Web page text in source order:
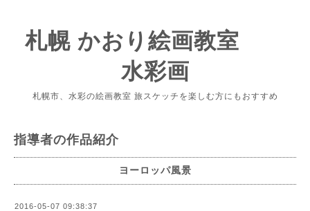
札幌 かおり絵画教室
水彩画
札幌市、水彩の絵画教室 旅スケッチを楽しむ方にもおすすめ
指導者の作品紹介
ヨーロッパ風景
2016-05-07 09:38:37